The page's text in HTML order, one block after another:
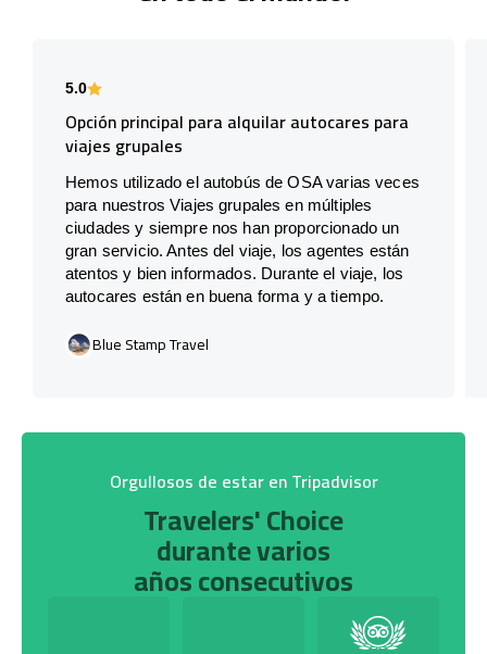
5.0
Opción principal para alquilar autocares para
viajes grupales
Hemos utilizado el autobús de OSA varias veces
para nuestros Viajes grupales en múltiples
ciudades y siempre nos han proporcionado un
gran servicio. Antes del viaje, los agentes están
atentos y bien informados. Durante el viaje, los
autocares están en buena forma y a tiempo.
Blue Stamp Travel
Orgullosos de estar en Tripadvisor
Travelers' Choice
durante varios
años consecutivos